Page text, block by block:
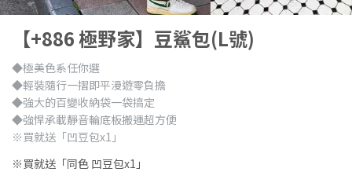
【+886 極野家】豆鯊包(L號)
◆極美色系任你選
◆輕裝隨行一摺即平漫遊零負擔
◆強大的百變收納袋一袋搞定
◆強悍承載靜音輪底板搬運超方便
※買就送「凹豆包x1」
※買就送「同色 凹豆包x1」